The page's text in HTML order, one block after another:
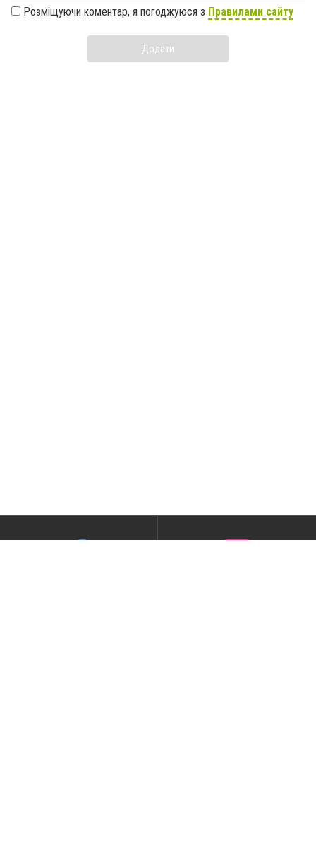
Розміщуючи коментар, я погоджуюся з Правилами сайту
Додати